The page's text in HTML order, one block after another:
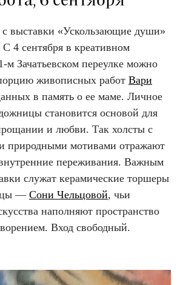
выставки «Ускользающие души»
С 4 сентября в креативном
м Зачатьевском переулке можно
живописных работ Вари
в память о ее маме. Личное
становится основой для
и любви. Так холсты с
природными мотивами отражают
переживания. Важным
служат керамические торшеры
— Сони Чельцовой, чьи
наполняют пространство
Вход свободный.